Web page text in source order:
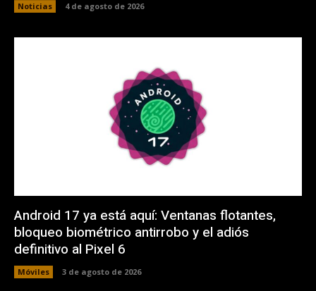
Noticias 4 de agosto de 2026
Android 17 ya está aquí: Ventanas flotantes,
bloqueo biométrico antirrobo y el adiós
definitivo al Pixel 6
Móviles 3 de agosto de 2026